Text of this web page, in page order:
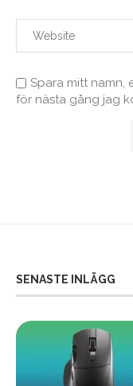
Spara mitt namn,
för nästa gång jag
SENASTE INLÄGG